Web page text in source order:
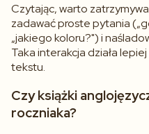
Czytając, warto
zadawać proste pytania
„jakiego koloru?") i
Taka interakcja działa
tekstu.
Czy książki
roczniaka?